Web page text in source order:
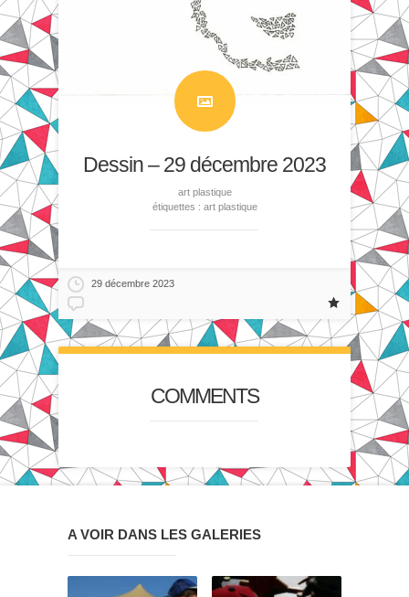
Dessin – 29 décembre 2023
art plastique
étiquettes : art plastique
29 décembre 2023
COMMENTS
A VOIR DANS LES GALERIES